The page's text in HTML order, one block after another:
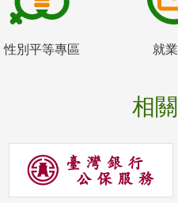
性別平等專區 就
相